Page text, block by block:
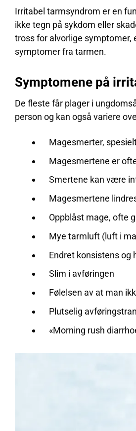
Irritabel tarmsyndrom er en
ikke tegn på sykdom eller
tross for alvorlige symptomer,
symptomer fra tarmen.
Symptomene på
De fleste får plager i
person og kan også variere
Magesmerter,
Magesmertene er
Smertene kan være
Magesmertene
Oppblåst mage, ofte
Mye tarmluft (luft i
Endret konsistens og
Slim i avføringen
Følelsen av at man
Plutselig
«Morning rush